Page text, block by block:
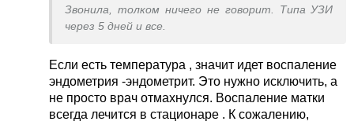
Звонила, толком ничего не говорит. Типа УЗИ
через 5 дней и все.
Если есть температура , значит идет воспаление
эндометрия -эндометрит. Это нужно исключить, а
не просто врач отмахнулся. Воспаление матки
всегда лечится в стационаре . К сожалению,